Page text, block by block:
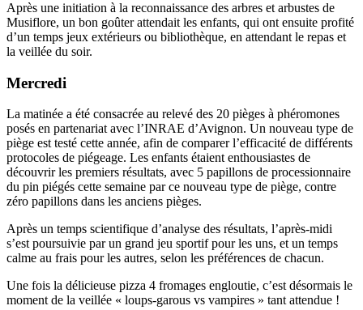
Après une initiation à la reconnaissance des arbres et arbustes de
Musiflore, un bon goûter attendait les enfants, qui ont ensuite profité
d’un temps jeux extérieurs ou bibliothèque, en attendant le repas et
la veillée du soir.
Mercredi
La matinée a été consacrée au relevé des 20 pièges à phéromones
posés en partenariat avec l’INRAE d’Avignon. Un nouveau type de
piège est testé cette année, afin de comparer l’efficacité de différents
protocoles de piégeage. Les enfants étaient enthousiastes de
découvrir les premiers résultats, avec 5 papillons de processionnaire
du pin piégés cette semaine par ce nouveau type de piège, contre
zéro papillons dans les anciens pièges.
Après un temps scientifique d’analyse des résultats, l’après-midi
s’est poursuivie par un grand jeu sportif pour les uns, et un temps
calme au frais pour les autres, selon les préférences de chacun.
Une fois la délicieuse pizza 4 fromages engloutie, c’est désormais le
moment de la veillée « loups-garous vs vampires » tant attendue !